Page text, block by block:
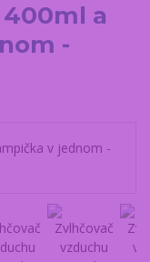
a
-